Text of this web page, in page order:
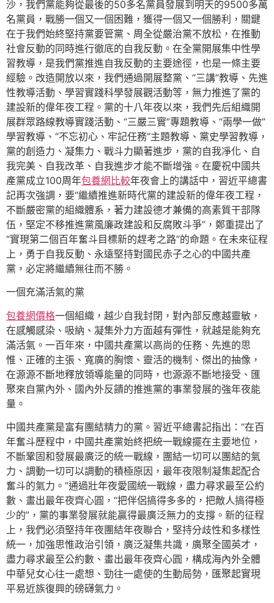
沙，我們黨能夠從最後的50多名黨員發展到明天的9500多萬
名黨員，戰勝一個又一個困難，獲得一個又一個勝利，關鍵
在于我們始終堅持黨要管黨、周全從嚴治黨不放松，在推動
社會反動的同時進行徹底的自我反動。在全黨開展集中性學
習教導，是我們黨推進自我反動的主要途徑，也是一條主要
經驗。改造開放以來，我們通過開展整黨、“三講”教導、先進
性教導活動、學習實踐科學發展觀活動等，無力推進了黨的
建設新的偉年夜工程。黨的十八年夜以來，我們先后組織開
展群眾路線教導實踐活動、“三嚴三實”專題教導、“兩學一做”
學習教導、“不忘初心、牢記任務”主題教導、黨史學習教導，
黨的創造力、凝集力、戰斗力顯著進步，黨的自我凈化、自
我完美、自我改革、自我進步才能不斷增強。在慶祝中國共
產黨成立100周年包養網比較年夜會上的講話中，習近平總書
記再次強調，要“繼續推進新時代黨的建設新的偉年夜工程，
不斷嚴密黨的組織體系，著力建設德才兼備的高素質干部隊
伍，堅定不移推進黨風廉政建設和反腐敗斗爭”，鄭重提出了
“實現第二個百年奮斗目標新的趕考之路”的命題。在未來征程
上，勇于自我反動、永遠堅持對國民赤子之心的中國共產
黨，必定將繼續無往而不勝。
一個充滿活氣的黨
包養網價格一個組織，越少自我封閉，對內部反應越靈敏，
在感觸感染、吸納、凝集外力方面越有彈性，就越是能夠充
滿活氣。一百年來，中國共產黨以高尚的任務、先進的思
惟、正確的主張、寬廣的胸懷、靈活的機制、傑出的抽像，
在源源不斷地釋放領導能量的同時，也源源不斷地接受、匯
聚來自黨內外、國內外反饋的推進黨的事業發展的強年夜能
量。
中國共產黨是富有團結精力的黨。習近平總書記指出：“在百
年奮斗歷程中，中國共產黨始終把統一戰線擺在主要地位，
不斷鞏固和發展最廣泛的統一戰線，團結一切可以團結的氣
力、調動一切可以調動的積極原因，最年夜限制凝集起配合
奮斗的氣力。”通過壯年夜愛國統一戰線，盡力尋求最至公約
數、畫出最年夜齊心圓，“把伴侶搞得多多的，把敵人搞得極
少的”，黨的事業發展就能贏得最廣泛無力的支撐。新的征程
上，我們必須堅持年夜團結年夜聯合，堅持分歧性和多樣性
統一，加強思惟政治引領，廣泛凝集共識，廣聚全國英才，
盡力尋求最至公約數、畫出最年夜齊心圓，構成海內外全體
中華兒女心往一處想、勁往一處使的生動局勢，匯聚起實現
平易近族復興的磅礴氣力。